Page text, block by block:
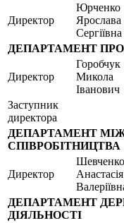
Директор
Юрченко
Ярослава
Сергіївна
ДЕПАРТАМЕНТ
Директор
Горобчук
Микола
Іванович
Заступник
директора
ДЕПАРТАМЕНТ
СПІВРОБІТНИЦТВА
Директор
Шевченко
Анастасія
ДЕПАРТАМЕНТ
ДІЯЛЬНОСТІ